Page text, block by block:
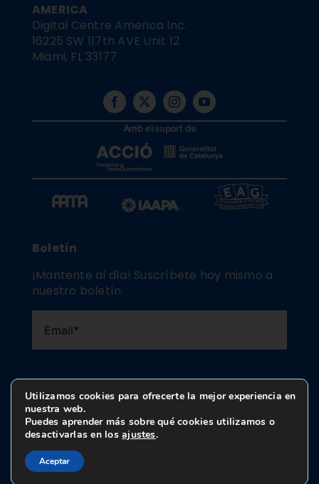
AMERICA
Digital Centre America Inc.
16225 SW 117th AVE Unit 12
Miami, FL 33177
Amb el suport de
Boletín
¡Mantente al día! Suscríbete hoy mismo a
nuestro boletín.
He leído y acepto laPolítica de privacidad .
Enviar
Utilizamos cookies para ofrecerte la mejor experiencia en
nuestra web.
Puedes aprender más sobre qué cookies utilizamos o
desactivarlas en losajustes.
Aceptar